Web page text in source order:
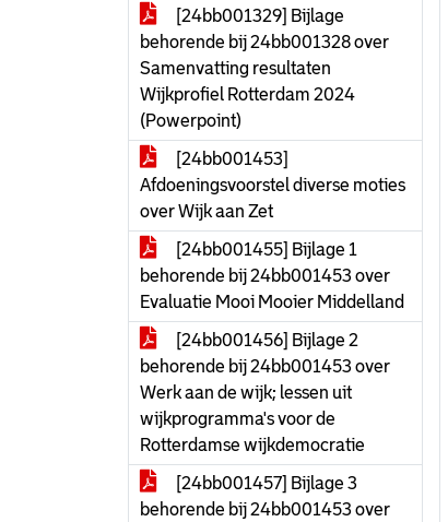
[24bb001329] Bijlage
behorende bij 24bb001328 over
Samenvatting resultaten
Wijkprofiel Rotterdam 2024
(Powerpoint)
[24bb001453]
Afdoeningsvoorstel diverse moties
over Wijk aan Zet
[24bb001455] Bijlage 1
behorende bij 24bb001453 over
Evaluatie Mooi Mooier Middelland
[24bb001456] Bijlage 2
behorende bij 24bb001453 over
Werk aan de wijk; lessen uit
wijkprogramma's voor de
Rotterdamse wijkdemocratie
[24bb001457] Bijlage 3
behorende bij 24bb001453 over